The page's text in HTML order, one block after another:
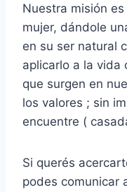
Nuestra misión
mujer, dándole
en su ser natural
aplicarlo a la vida
que surgen en
los valores ; sin
encuentre (
Si querés
podes comunicar